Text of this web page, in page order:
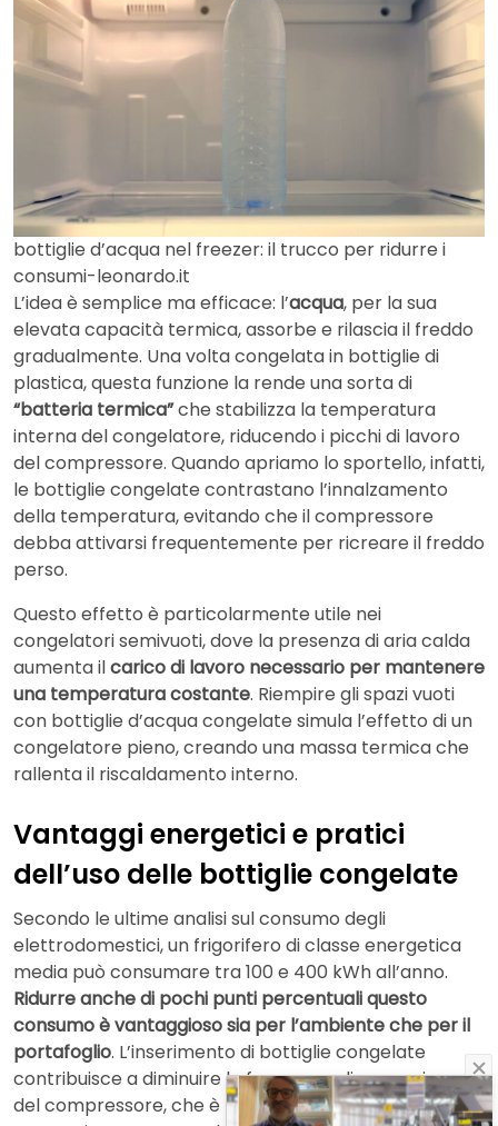
bottiglie d’acqua nel freezer: il trucco per ridurre i
consumi-leonardo.it
L’idea è semplice ma efficace: l’acqua, per la sua
elevata capacità termica, assorbe e rilascia il freddo
gradualmente. Una volta congelata in bottiglie di
plastica, questa funzione la rende una sorta di
“batteria termica”che stabilizza la temperatura
interna del congelatore, riducendo i picchi di lavoro
del compressore. Quando apriamo lo sportello, infatti,
le bottiglie congelate contrastano l’innalzamento
della temperatura, evitando che il compressore
debba attivarsi frequentemente per ricreare il freddo
perso.
Questo effetto è particolarmente utile nei
congelatori semivuoti, dove la presenza di aria calda
aumenta ilcarico di lavoro necessario per mantenere
una temperatura costante. Riempire gli spazi vuoti
con bottiglie d’acqua congelate simula l’effetto di un
congelatore pieno, creando una massa termica che
rallenta il riscaldamento interno.
Vantaggi energetici e pratici
dell’uso delle bottiglie congelate
Secondo le ultime analisi sul consumo degli
elettrodomestici, un frigorifero di classe energetica
media può consumare tra 100 e 400 kWh all’anno.
Ridurre anche di pochi punti percentuali questo
consumo è vantaggioso sia per l’ambiente che per il
portafoglio. L’inserimento di bottiglie congelate
contribuisce a diminuire la frequenza di accensione
del compressore, che è l’elemento più dispendioso